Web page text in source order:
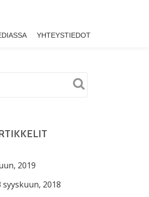
YHTEYSTIEDOT
2019
syyskuun, 2018